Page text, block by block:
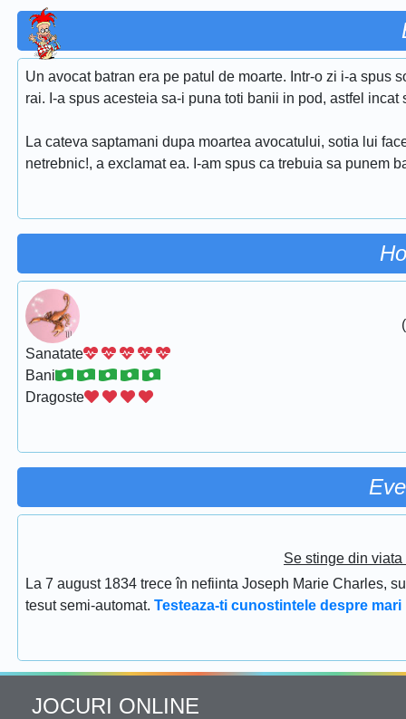
Un avocat batran era pe patul de moarte. Intr-o zi i-a
rai. I-a spus acesteia sa-i puna toti banii in pod, astfel
La cateva saptamani dupa moartea avocatului, sotia lui
netrebnic!, a exclamat ea. I-am spus ca trebuia sa punem
Sanatate
Bani
Dragoste
Se stinge din
La 7 august 1834 trece în nefiinta Joseph Marie Charles,
tesut semi-automat. Testeaza-ti cunostintele despre
JOCURI ONLINE